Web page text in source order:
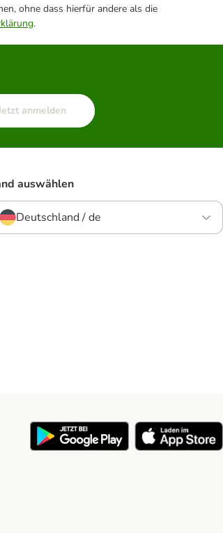
ohne dass hierfür andere als die
.
anmelden
auswählen
Deutschland / de